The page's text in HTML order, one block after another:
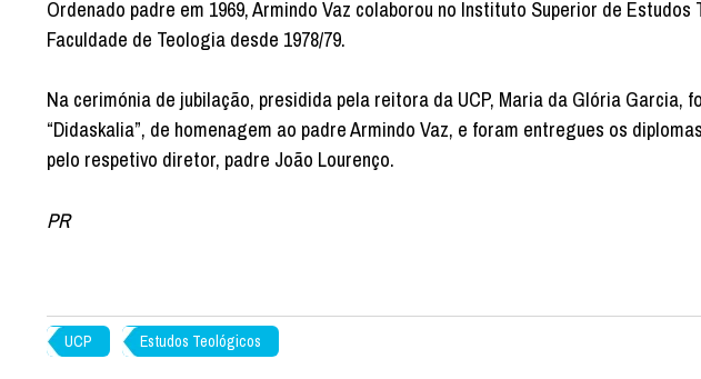
Ordenado padre em 1969, Armindo Vaz colaborou no Instituto Superior de
Faculdade de Teologia desde 1978/79.
Na cerimónia de jubilação, presidida pela reitora da UCP, Maria da Glória Garcia,
“Didaskalia”, de homenagem ao padre Armindo Vaz, e foram entregues os
pelo respetivo diretor, padre João Lourenço.
PR
UCP Estudos Teológicos